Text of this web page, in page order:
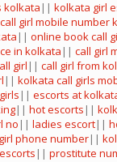
kolkata || kolkata girl
call girl mobile number
|| online book call
in kolkata || call girl
girl || call girl from
|| kolkata call girls
|| escorts at
|| hot escorts ||
no || ladies escort||
phone number||
|| prostitute